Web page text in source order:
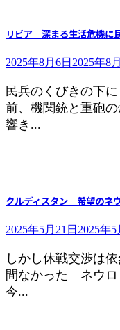
リビア 深まる生活危機に
2025年8月6日 2025年8
民兵のくびきの下
前、機関銃と重砲
響き...
クルディスタン 希望のネ
2025年5月21日 2025年5
しかし休戦交渉は
間なかった ネウ
今...